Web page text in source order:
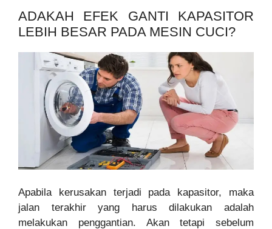
ADAKAH EFEK GANTI KAPASITOR
LEBIH BESAR PADA MESIN CUCI?
Apabila kerusakan terjadi pada kapasitor, maka
jalan terakhir yang harus dilakukan adalah
melakukan penggantian. Akan tetapi sebelum